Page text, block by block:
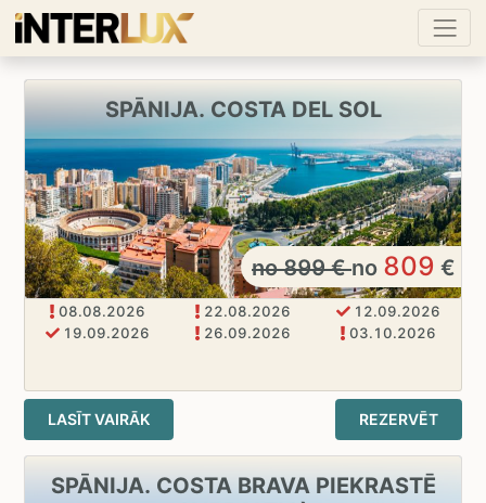
SPĀNIJA. COSTA DEL SOL
no899€no 809 €
08.08.2026 22.08.2026
12.09.2026
19.09.2026
26.09.2026 03.10.2026
LASĪT VAIRĀK REZERVĒT
SPĀNIJA. COSTA BRAVA PIEKRASTĒ